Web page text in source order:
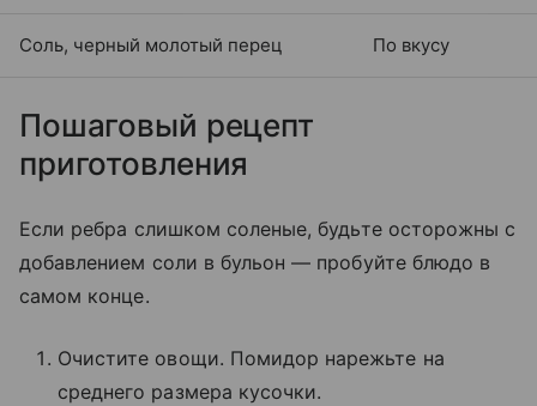
Соль, черный молотый перец По вкусу
Пошаговый рецепт
приготовления
Если ребра слишком соленые, будьте осторожны с
добавлением соли в бульон — пробуйте блюдо в
самом конце.
Очистите овощи. Помидор нарежьте на
среднего размера кусочки.